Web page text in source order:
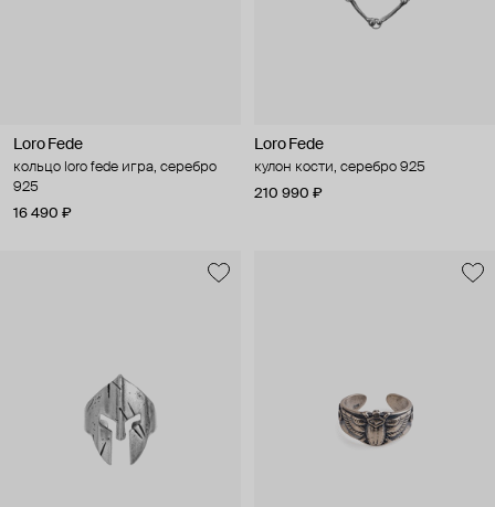
Loro Fede
кольцо loro fede игра, серебро
925
16 490 ₽
Loro Fede
кулон кости, серебро 925
210 990 ₽